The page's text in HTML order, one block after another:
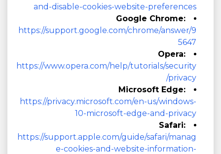
and-disable-cookies-website-preferences
Google Chrome:
https://support.google.com/chrome/answer/9
5647
Opera:
https://www.opera.com/help/tutorials/security
/privacy
Microsoft Edge:
https://privacy.microsoft.com/en-us/windows-
10-microsoft-edge-and-privacy
Safari:
https://support.apple.com/guide/safari/manag
e-cookies-and-website-information-